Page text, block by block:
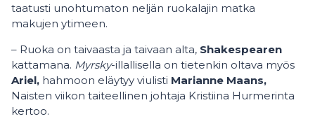
taatusti unohtumaton neljän ruokalajin matka
makujen ytimeen.
– Ruoka on taivaasta ja taivaan alta, Shakespearen
kattamana. Myrsky-illallisella on tietenkin oltava myös
Ariel, hahmoon eläytyy viulisti Marianne Maans,
Naisten viikon taiteellinen johtaja Kristiina Hurmerinta
kertoo.